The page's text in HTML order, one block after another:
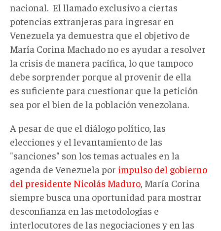
nacional. El llamado exclusivo a ciertas
potencias extranjeras para ingresar en
Venezuela ya demuestra que el objetivo de
María Corina Machado no es ayudar a resolver
la crisis de manera pacífica, lo que tampoco
debe sorprender porque al provenir de ella
es suficiente para cuestionar que la petición
sea por el bien de la población venezolana.
A pesar de que el diálogo político, las
elecciones y el levantamiento de las
"sanciones" son los temas actuales en la
agenda de Venezuela por impulso del gobierno
del presidente Nicolás Maduro , María Corina
siempre busca una oportunidad para mostrar
desconfianza en las metodologías e
interlocutores de las negociaciones y en las